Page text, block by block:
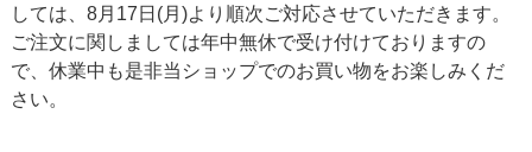
しては、8月17日(月)より順次ご対応させていただきます。
ご注文に関しましては年中無休で受け付けておりますの
で、休業中も是非当ショップでのお買い物をお楽しみくだ
さい。